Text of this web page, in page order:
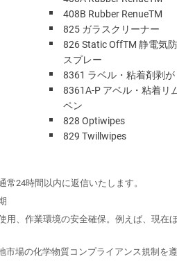
408B Rubber RenueTM
825 ガラスクリーナー
826 Static OffTM 静電気
スプレー
8361 ラベル・粘着剤剥が
8361A-P アベル・粘着リ
ペン
828 Optiwipes
829 Twillwipes
常24時間以内に返信いたします。
用、作業環境の安全確保。例えば、現在
市場の化学物質コンプライアンス規制を